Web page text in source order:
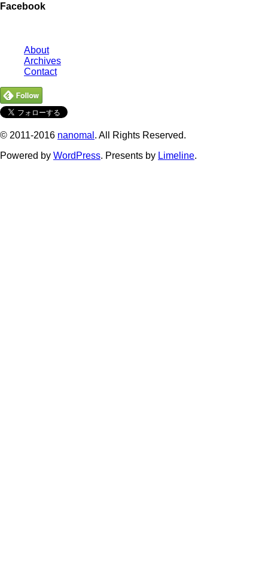
Facebook
About
Archives
Contact
© 2011-2016 nanomal . All Rights Reserved.
Powered by WordPress. Presents by Limeline.